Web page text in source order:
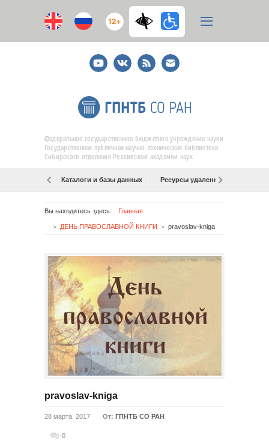
12+
YoutubeВКонтакте
RSS
E-
mail
подписка
Федеральное государственное бюджетное учреждение науки
Государственная публичная научно-техническая библиотека
Сибирского отделения Российской академии наук
Каталоги и базы данных Ресурсы удаленного доступа
Вы находитесь здесь: Главная
ДЕНЬ ПРАВОСЛАВНОЙ КНИГИ pravoslav-kniga
pravoslav-kniga
28 марта, 2017 От: ГПНТБ СО РАН
0